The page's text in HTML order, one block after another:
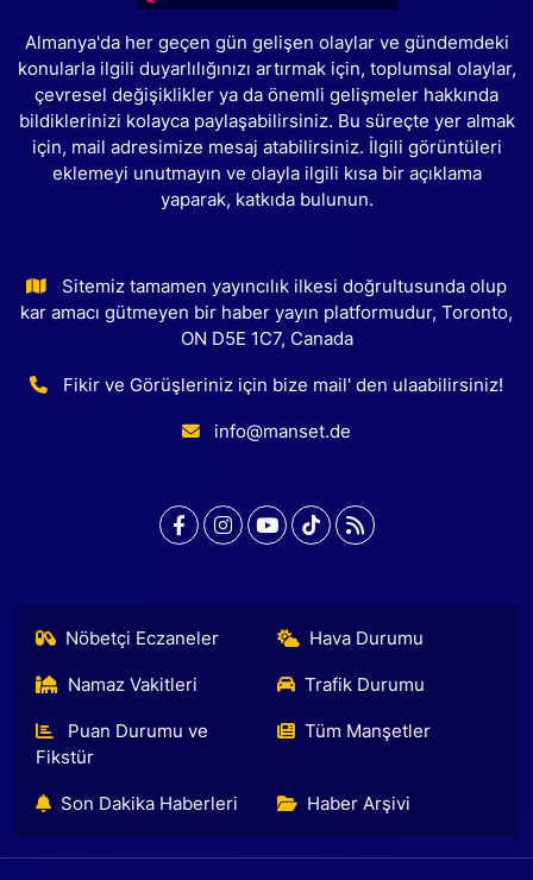
Almanya'da her geçen gün gelişen olaylar ve gündemdeki
konularla ilgili duyarlılığınızı artırmak için, toplumsal olaylar,
çevresel değişiklikler ya da önemli gelişmeler hakkında
bildiklerinizi kolayca paylaşabilirsiniz. Bu süreçte yer almak
için, mail adresimize mesaj atabilirsiniz. İlgili görüntüleri
eklemeyi unutmayın ve olayla ilgili kısa bir açıklama
yaparak, katkıda bulunun.
Sitemiz tamamen yayıncılık ilkesi doğrultusunda olup
kar amacı gütmeyen bir haber yayın platformudur, Toronto,
ON D5E 1C7, Canada
Fikir ve Görüşleriniz için bize mail' den ulaabilirsiniz!
info@manset.de
Nöbetçi Eczaneler Hava Durumu
Namaz Vakitleri Trafik Durumu
Puan Durumu ve
Fikstür
Tüm Manşetler
Son Dakika Haberleri Haber Arşivi